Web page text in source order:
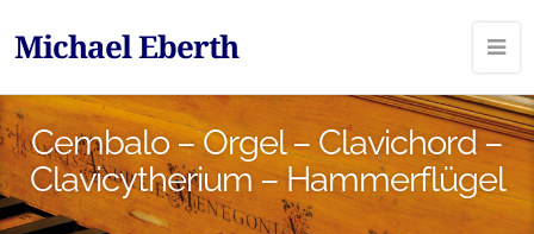
Michael Eberth
Cembalo – Orgel – Clavichord –
Clavicytherium – Hammerflügel